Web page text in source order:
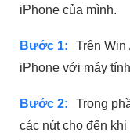
iPhone của mình.
Bước 1:
Trên Win
iPhone với máy
Bước 2:
Trong
các nút cho đến